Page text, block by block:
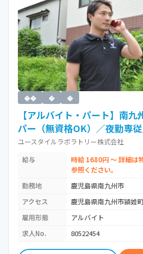
�� � �
【アルバイト・パート】南
パー（無資格OK）／夜勤専
れしい訪問介護（時給1,680
無資格(ホームヘルパー資格
ユースタイルラボラトリー株式会社
給与
時給 1680円 ～ 詳細は
参照ください。
勤務地
鹿児島県南九州市
アクセス
鹿児島県南九州市頴娃
雇用形態
アルバイト
求人No.
80522454